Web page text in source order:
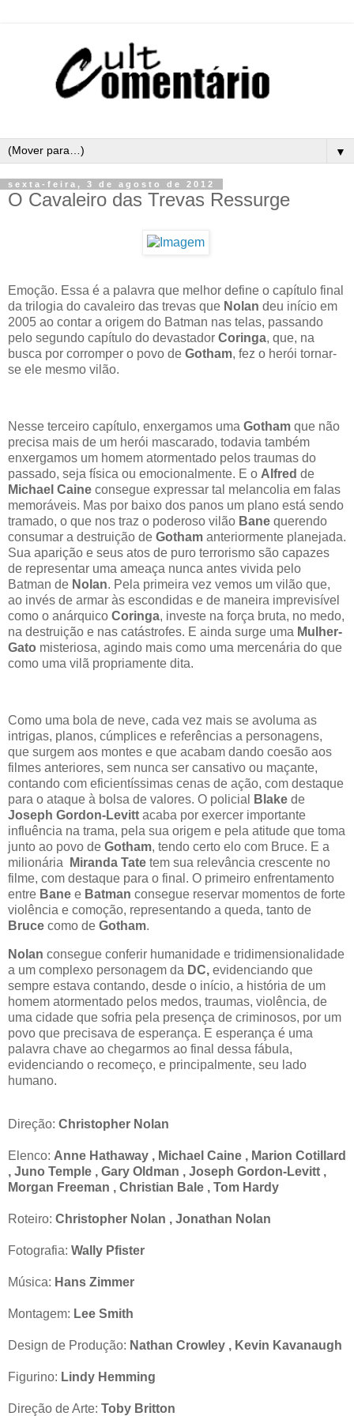
▼
sexta-feira, 3 de agosto de 2012
O Cavaleiro das Trevas Ressurge
Emoção. Essa é a palavra que melhor define o capítulo final
da trilogia do cavaleiro das trevas que Nolan deu início em
2005 ao contar a origem do Batman nas telas, passando
pelo segundo capítulo do devastador Coringa, que, na
busca por corromper o povo de Gotham, fez o herói tornar-
se ele mesmo vilão.
Nesse terceiro capítulo, enxergamos uma Gotham que não
precisa mais de um herói mascarado, todavia também
enxergamos um homem atormentado pelos traumas do
passado, seja física ou emocionalmente. E o Alfred de
Michael Caine consegue expressar tal melancolia em falas
memoráveis. Mas por baixo dos panos um plano está sendo
tramado, o que nos traz o poderoso vilão Bane querendo
consumar a destruição de Gotham anteriormente planejada.
Sua aparição e seus atos de puro terrorismo são capazes
de representar uma ameaça nunca antes vivida pelo
Batman de Nolan. Pela primeira vez vemos um vilão que,
ao invés de armar às escondidas e de maneira imprevisível
como o anárquico Coringa, investe na força bruta, no medo,
na destruição e nas catástrofes. E ainda surge uma Mulher-
Gato misteriosa, agindo mais como uma mercenária do que
como uma vilã propriamente dita.
Como uma bola de neve, cada vez mais se avoluma as
intrigas, planos, cúmplices e referências a personagens,
que surgem aos montes e que acabam dando coesão aos
filmes anteriores, sem nunca ser cansativo ou maçante,
contando com eficientíssimas cenas de ação, com destaque
para o ataque à bolsa de valores. O policial
Blake de
Joseph Gordon-Levitt acaba por exercer importante
influência na trama, pela sua origem e pela atitude que toma
junto ao povo de Gotham, tendo certo elo com Bruce. E a
milionária
Miranda Tate tem sua relevância crescente no
filme, com destaque para o final. O primeiro enfrentamento
entre Bane e Batman consegue reservar momentos de forte
violência e comoção, representando a queda, tanto de
Bruce como de Gotham.
Nolan consegue conferir humanidade e tridimensionalidade
a um complexo personagem da DC, evidenciando que
sempre estava contando, desde o início, a história de um
homem atormentado pelos medos, traumas, violência, de
uma cidade que sofria pela presença de criminosos, por um
povo que precisava de esperança. E esperança é uma
palavra chave ao chegarmos ao final dessa fábula,
evidenciando o recomeço, e principalmente, seu lado
humano.
Direção: Christopher Nolan
Elenco: Anne Hathaway , Michael Caine , Marion Cotillard
, Juno Temple , Gary Oldman , Joseph Gordon-Levitt ,
Morgan Freeman , Christian Bale , Tom Hardy
Roteiro: Christopher Nolan , Jonathan Nolan
Fotografia: Wally Pfister
Música: Hans Zimmer
Montagem: Lee Smith
Design de Produção: Nathan Crowley , Kevin Kavanaugh
Figurino: Lindy Hemming
Direção de Arte: Toby Britton